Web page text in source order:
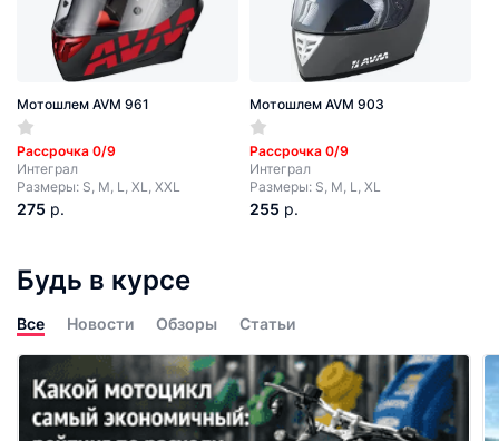
Мотошлем AVM 961
Рассрочка 0/9
Интеграл
Размеры: S, M, L, XL, XXL
275 р.
Мотошлем AVM 903
Рассрочка 0/9
Интеграл
Размеры: S, M, L, XL
255 р.
Будь в курсе
Все Новости Обзоры Статьи